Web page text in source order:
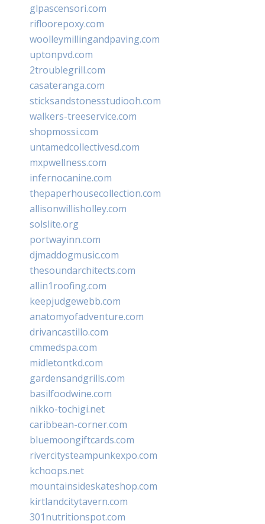
glpascensori.com
rifloorepoxy.com
woolleymillingandpaving.com
uptonpvd.com
2troublegrill.com
casateranga.com
sticksandstonesstudiooh.com
walkers-treeservice.com
shopmossi.com
untamedcollectivesd.com
mxpwellness.com
infernocanine.com
thepaperhousecollection.com
allisonwillisholley.com
solslite.org
portwayinn.com
djmaddogmusic.com
thesoundarchitects.com
allin1roofing.com
keepjudgewebb.com
anatomyofadventure.com
drivancastillo.com
cmmedspa.com
midletontkd.com
gardensandgrills.com
basilfoodwine.com
nikko-tochigi.net
caribbean-corner.com
bluemoongiftcards.com
rivercitysteampunkexpo.com
kchoops.net
mountainsideskateshop.com
kirtlandcitytavern.com
301nutritionspot.com